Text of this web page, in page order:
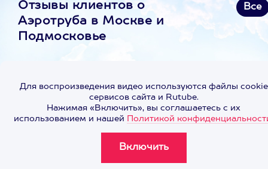
Отзывы клиентов о
Аэротруба в Москве и
Подмосковье
Все
Для воспроизведения видео используются файлы cookie
сервисов сайта и Rutube.
Нажимая «Включить», вы соглашаетесь с их
использованием и нашей Политикой